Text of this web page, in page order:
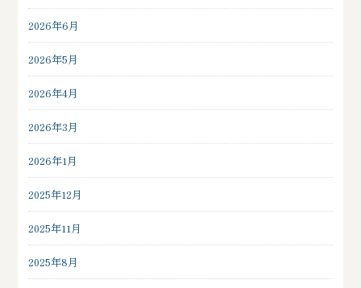
2026年6月
2026年5月
2026年4月
2026年3月
2026年1月
2025年12月
2025年11月
2025年8月